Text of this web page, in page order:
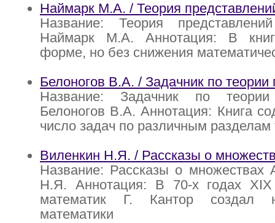
Наймарк М.А. / Теория
Название: Теория
Наймарк М.А. Аннотация: В
форме, но без снижения
Белоногов В.А. / Задачник по теории
Название: Задачник по
Белоногов В.А. Аннотация: Книга
число задач по различным разделам
Виленкин Н.Я. / Рассказы о
Название: Рассказы о множествах
Н.Я. Аннотация: В 70-х годах XIX
математик Г. Кантор создал
математики